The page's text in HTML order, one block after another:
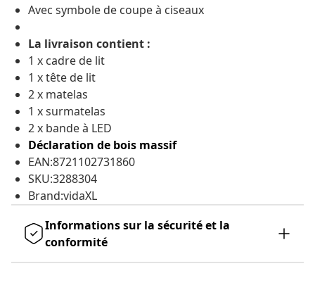
Avec symbole de coupe à ciseaux
La livraison contient :
1 x cadre de lit
1 x tête de lit
2 x matelas
1 x surmatelas
2 x bande à LED
Déclaration de bois massif
EAN:8721102731860
SKU:3288304
Brand:vidaXL
Informations sur la sécurité et la
conformité